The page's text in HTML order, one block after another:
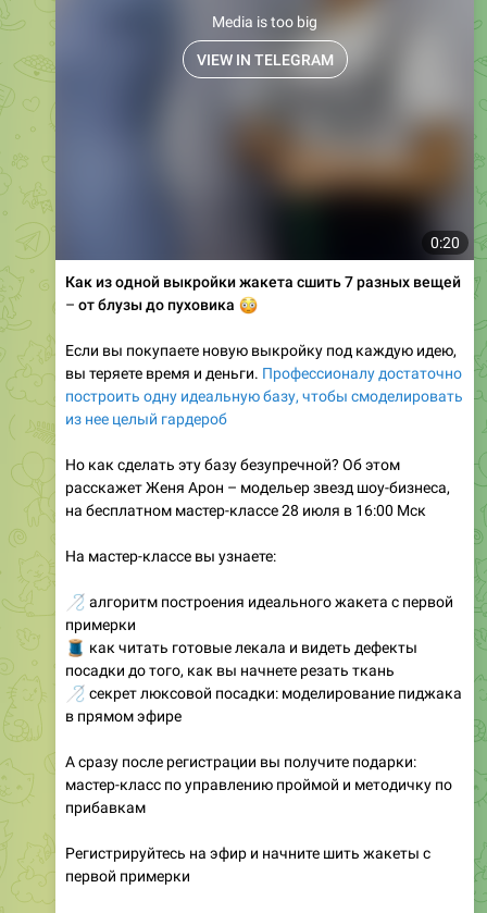
VIEW IN TELEGRAM
Как из одной выкройки жакета сшить 7 разных вещей
–от блузы до пуховика
😳
Если вы покупаете новую выкройку под каждую идею,
построить одну идеальную базу, чтобы смоделировать
из нее целый гардероб
Но как сделать эту базу безупречной? Об этом
на бесплатном мастер-классе 28 июля в 16:00 Мск
На мастер-классе вы узнаете:
алгоритм построения идеального жакета с первой
как читать готовые лекала и видеть дефекты
посадки до того, как вы начнете резать ткань
секрет люксовой посадки: моделирование пиджака
в прямом эфире
А сразу после регистрации вы получите подарки:
прибавкам
Регистрируйтесь на эфир и начните шить жакеты с
https://clck.ru/3Uy62X